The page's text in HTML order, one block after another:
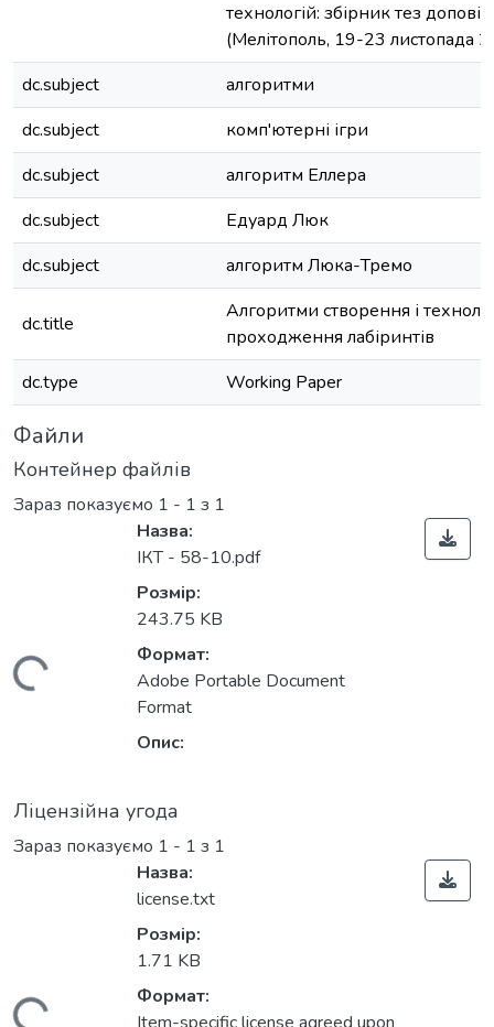
технологій: збірник тез
(Мелітополь, 19-23 листопада
dc.subject
алгоритми
dc.subject
комп'ютерні ігри
dc.subject
алгоритм Еллера
dc.subject
Едуард Люк
dc.subject
алгоритм Люка-Тремо
dc.title
Алгоритми створення і
проходження лабіринтів
dc.type
Working Paper
Файли
Контейнер файлів
Зараз показуємо 1 - 1 з 1
Вантажиться...
Назва:
ІКТ - 58-10.pdf
Розмір:
243.75 KB
Формат:
Adobe Portable Document
Format
Опис:
Ліцензійна угода
Зараз показуємо 1 - 1 з 1
Назва:
license.txt
Розмір:
1.71 KB
Формат: